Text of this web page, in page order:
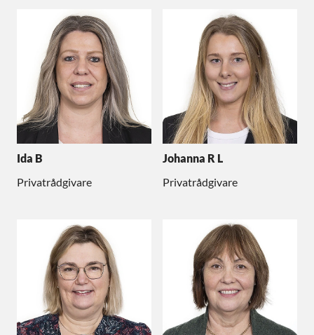
Ida B
Privatrådgivare
Johanna R L
Privatrådgivare